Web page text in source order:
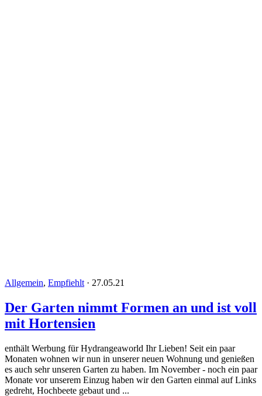
Allgemein, Empfiehlt · 27.05.21
Der Garten nimmt Formen an und ist voll
mit Hortensien
enthält Werbung für Hydrangeaworld Ihr Lieben! Seit ein paar
Monaten wohnen wir nun in unserer neuen Wohnung und genießen
es auch sehr unseren Garten zu haben. Im November - noch ein paar
Monate vor unserem Einzug haben wir den Garten einmal auf Links
gedreht, Hochbeete gebaut und ...